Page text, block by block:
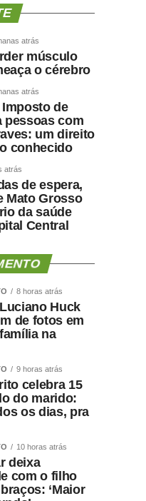
atrás
músculo
o cérebro
atrás
de
pessoas com
um direito
conhecido
atrás
de espera,
Mato Grosso
da saúde
Central
8 horas atrás
Huck
de fotos em
na
9 horas atrás
celebra 15
do marido:
os dias, pra
10 horas atrás
deixa
com o filho
‘Maior